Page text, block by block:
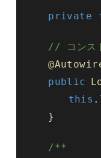
private
// コンス
public
this .
}
/**